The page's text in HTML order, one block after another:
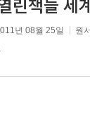
린책들 세
년 08월 25일 원